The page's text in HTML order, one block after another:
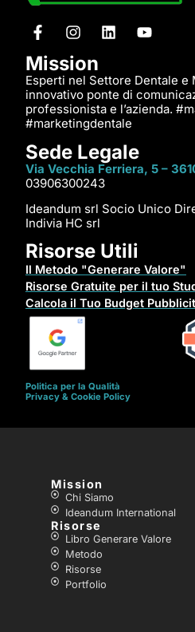
Mission
Esperti nel Settore Dentale
innovativo ponte di
professionista e l’azienda.
#marketingdentale
Sede Legale
Via Vecchia Ferriera, 5 –
03906300243
Ideandum srl Socio Unico
Indivia HC srl
Risorse Utili
Il Metodo "Generare Valore"
Risorse Gratuite per il tuo
Calcola il Tuo Budget
Politica per la Qualità
Privacy & Cookie Policy
Mission
Chi Siamo
Ideandum International
Risorse
Libro Generare Valore
Metodo
Risorse
Portfolio